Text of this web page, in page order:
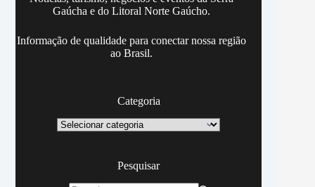
Gaúcha e do Litoral Norte Gaúcho.
Informação de qualidade para conectar nossa região
ao Brasil.
Categoria
Categoria
Pesquisar